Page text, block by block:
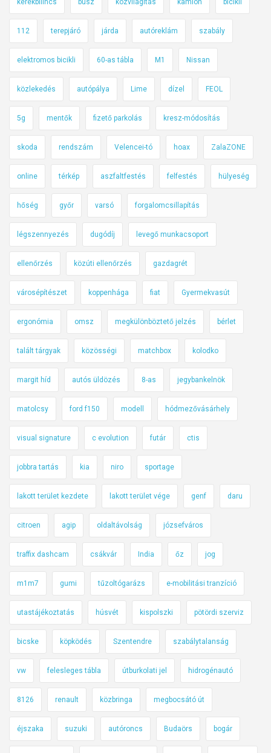
kerékbilincs busz közvilágítás kamion bicikli
112 terepjáró járda autóreklám szabály
elektromos bicikli 60-as tábla M1 Nissan
közlekedés autópálya Lime dízel FEOL
5g mentők fizető parkolás kresz-módosítás
skoda rendszám Velencei-tó hoax ZalaZONE
online térkép aszfaltfestés felfestés hülyeség
hőség győr varsó forgalomcsillapítás
légszennyezés dugódíj levegő munkacsoport
ellenőrzés közúti ellenőrzés gazdagrét
városépítészet koppenhága fiat Gyermekvasút
ergonómia omsz megkülönböztető jelzés bérlet
talált tárgyak közösségi matchbox kolodko
margit híd autós üldözés 8-as jegybankelnök
matolcsy ford f150 modell hódmezővásárhely
visual signature c evolution futár ctis
jobbra tartás kia niro sportage
lakott terület kezdete lakott terület vége genf daru
citroen agip oldaltávolság józsefváros
traffix dashcam csákvár India őz jog
m1m7 gumi tűzoltógarázs e-mobilitási tranzíció
utastájékoztatás húsvét kispolszki pötördi szerviz
bicske köpködés Szentendre szabálytalanság
vw felesleges tábla útburkolati jel hidrogénautó
8126 renault közbringa megbocsátó út
éjszaka suzuki autóroncs Budaörs bogár